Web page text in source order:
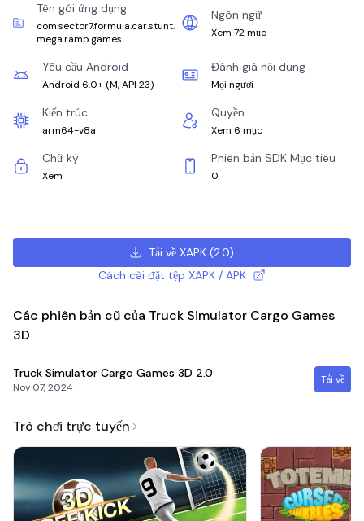
Tên gói ứng dụng
com.sector7.formula.car.stunt.
mega.ramp.games
Ngôn ngữ
Xem 72 mục
Yêu cầu Android
Android 6.0+ (M, API 23)
Đánh giá nội dung
Mọi người
Kiến trúc
arm64-v8a
Quyền
Xem 6 mục
Chữ ký
Xem
Phiên bản SDK Mục tiêu
0
Tải về XAPK (2.0)
Cách cài đặt tệp XAPK / APK
Các phiên bản cũ của Truck Simulator Cargo Games
3D
Truck Simulator Cargo Games 3D 2.0
Nov 07, 2024
Tải về
Trò chơi trực tuyến